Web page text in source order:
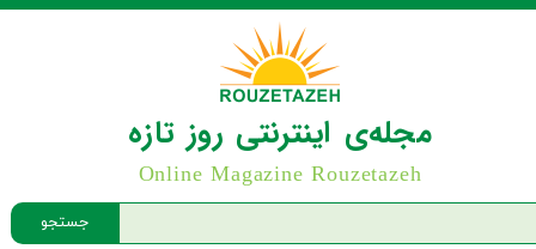
جستجو
مجله‌ی اینترنتی روز تازه
Online Magazine Rouzetazeh